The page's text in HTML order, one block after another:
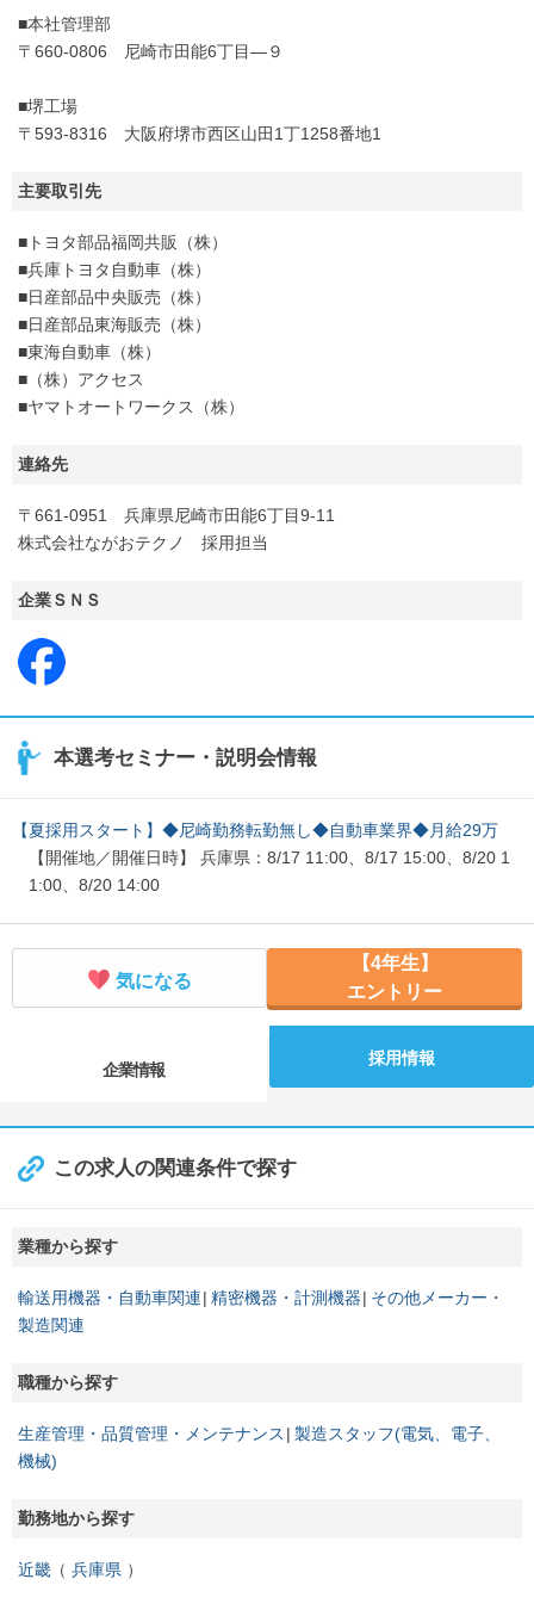
■本社管理部
〒660-0806 尼崎市田能6丁目―９
■堺工場
〒593-8316 大阪府堺市西区山田1丁1258番地1
主要取引先
■トヨタ部品福岡共販（株）
■兵庫トヨタ自動車（株）
■日産部品中央販売（株）
■日産部品東海販売（株）
■東海自動車（株）
■（株）アクセス
■ヤマトオートワークス（株）
連絡先
〒661-0951 兵庫県尼崎市田能6丁目9-11
株式会社ながおテクノ 採用担当
企業ＳＮＳ
本選考セミナー・説明会情報
【夏採用スタート】◆尼崎勤務転勤無し◆自動車業界◆月給29万
【開催地／開催日時】 兵庫県：8/17 11:00、8/17 15:00、8/20 1
1:00、8/20 14:00
気になる
【4年生】
エントリー
企業情報
採用情報
この求人の関連条件で探す
業種から探す
輸送用機器・自動車関連 精密機器・計測機器
その他メーカー・
製造関連
職種から探す
生産管理・品質管理・メンテナンス
製造スタッフ(電気、電子、
機械)
勤務地から探す
近畿 兵庫県